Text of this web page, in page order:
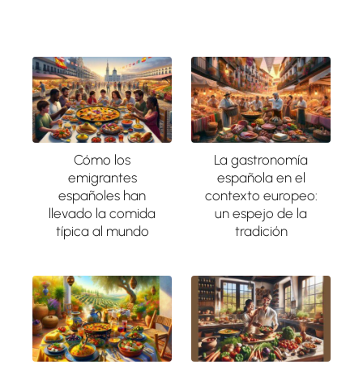
Cómo los
emigrantes
españoles han
llevado la comida
típica al mundo
La gastronomía
española en el
contexto europeo:
un espejo de la
tradición